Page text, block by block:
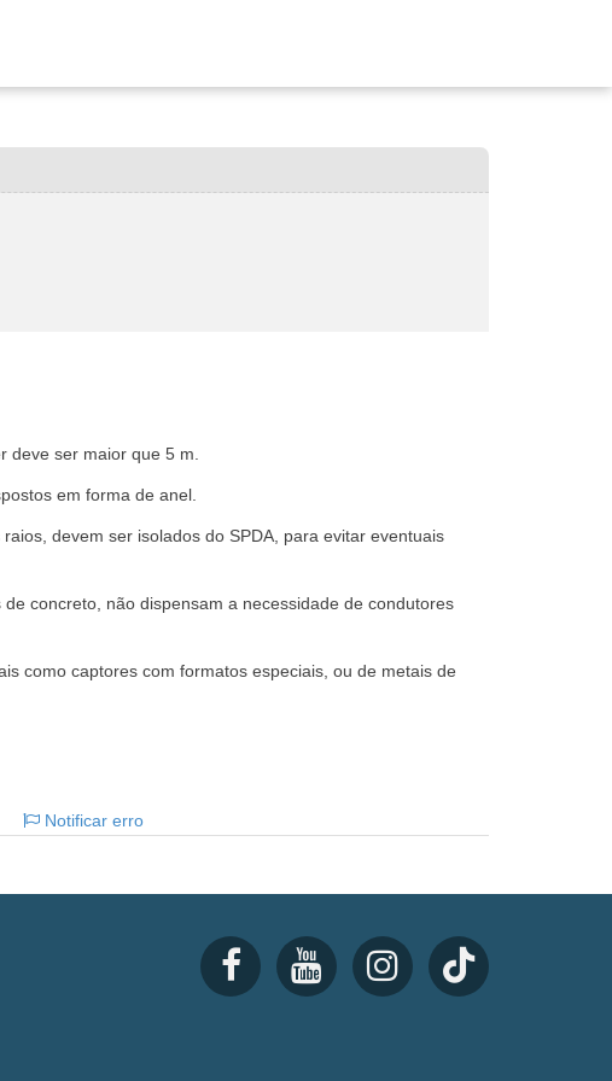
deve ser maior que 5 m.
em forma de anel.
devem ser isolados do SPDA, para evitar eventuais
concreto, não dispensam a necessidade de condutores
como captores com formatos especiais, ou de metais de
Notificar erro